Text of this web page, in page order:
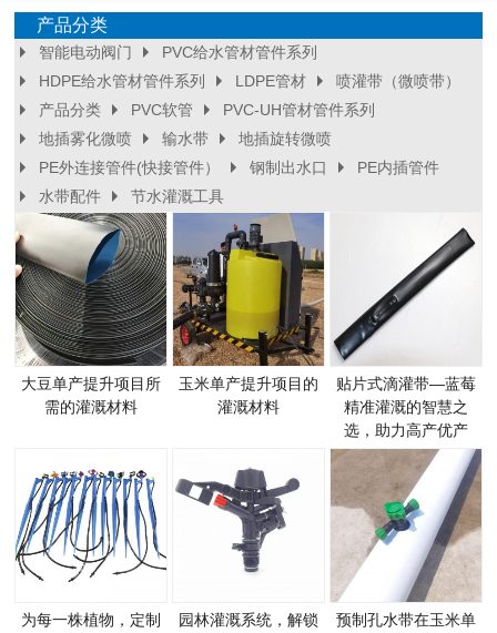
移动式水肥一体化智能灌溉设备
移动式施肥机
滴灌带铺设基本步骤
2025-06-07
滴灌带安装后如何检查是否漏水？
预制孔水带正确铺设方法
2025-10-27
大豆单产提升项目所需的灌溉材料
产品分类
智能电动阀门
PVC给水管材管件系列
HDPE给水管材管件系列
LDPE管材
喷灌带（微喷带）
产品分类
PVC软管
PVC-UH管材管件系列
地插雾化微喷
输水带
地插旋转微喷
PE外连接管件(快接管件）
钢制出水口
PE内插管件
水带配件
节水灌溉工具
大豆单产提升项目所
需的灌溉材料
玉米单产提升项目的
灌溉材料
贴片式滴灌带—蓝莓
精准灌溉的智慧之
选，助力高产优产
为每一株植物，定制
园林灌溉系统，解锁
预制孔水带在玉米单